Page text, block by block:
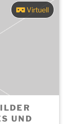
Virtuell
UND